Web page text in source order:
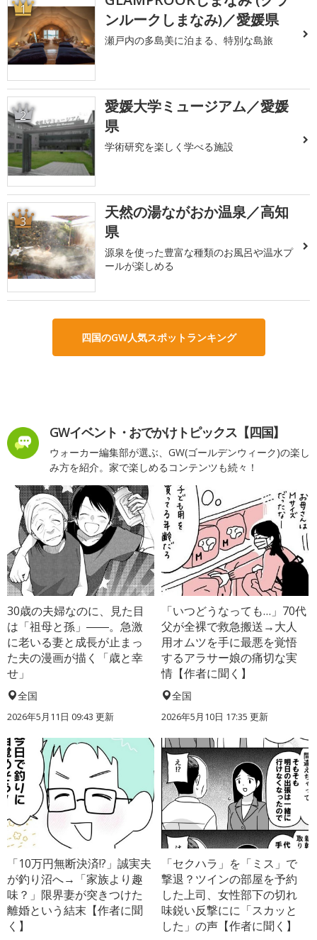
1
ンルークしまなみ)／愛媛県
瀬戸内の多島美に泊まる、特別な島旅
2
愛媛大学ミュージアム／愛媛
県
学術研究を楽しく学べる施設
3
天然の湯ながおか温泉／高知
県
源泉を使った豊富な種類のお風呂や温水プ
ールが楽しめる
四国のGW人気スポットランキング
GWイベント・おでかけトピックス【四国】
ウォーカー編集部が選ぶ、GW(ゴールデンウィーク)の楽し
み方を紹介。家で楽しめるコンテンツも続々！
30歳の夫婦なのに、見た目
は「祖母と孫」――。急激
に老いる妻と成長が止まっ
た夫の漫画が描く「歳と幸
せ」
全国
2026年5月11日 09:43 更新
「いつどうなっても…」70代
父が全裸で救急搬送→大人
用オムツを手に最悪を覚悟
するアラサー娘の痛切な実
情【作者に聞く】
全国
2026年5月10日 17:35 更新
「10万円無断決済!?」誠実夫
が釣り沼へ→「家族より趣
味？」限界妻が突きつけた
離婚という結末【作者に聞
く】
「セクハラ」を「ミス」で
撃退？ツインの部屋を予約
した上司、女性部下の切れ
味鋭い反撃にに「スカッと
した」の声【作者に聞く】